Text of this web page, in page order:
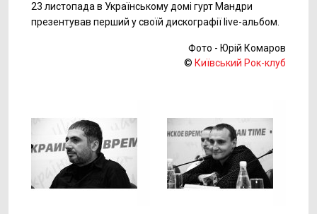
23 листопада в Українському домі гурт Мандри
презентував перший у своїй дискографії live-альбом.
Фото - Юрій Комаров
© Київський Рок-клуб